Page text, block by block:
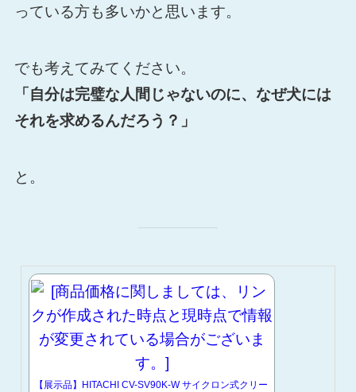
っている方も多いかと思います。
でも考えてみてください。
「自分は完璧な人間じゃないのに、なぜ犬には
それを求めるんだろう？」
と。
【展示品】HITACHI CV-SV90K-W サイクロン式クリー